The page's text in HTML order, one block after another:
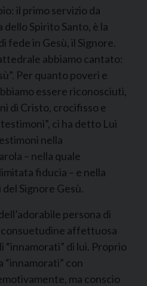
il primo servizio da
Spirito Santo, è la
fede in Gesù, il Signore.
abbiamo cantato:
Per quanto poveri e
essere riconosciuti,
di Cristo, crocifisso e
ci ha detto Lui
nella
– nella quale
fiducia – e nella
Signore Gesù.
persona di
consuetudine affettuosa
“innamorati” di lui. Proprio
“innamorati” con
ma conscio